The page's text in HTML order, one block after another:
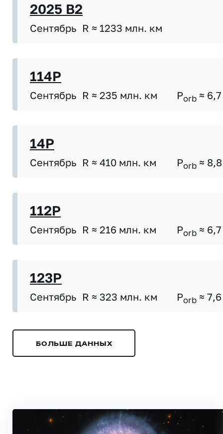
2025 B2
Сентябрь R ≈ 1233 млн. км
114P
Сентябрь R ≈ 235 млн. км Porb ≈ 6,7
14P
Сентябрь R ≈ 410 млн. км Porb ≈ 8,8
112P
Сентябрь R ≈ 216 млн. км Porb ≈ 6,7
123P
Сентябрь R ≈ 323 млн. км Porb ≈ 7,6
БОЛЬШЕ ДАННЫХ